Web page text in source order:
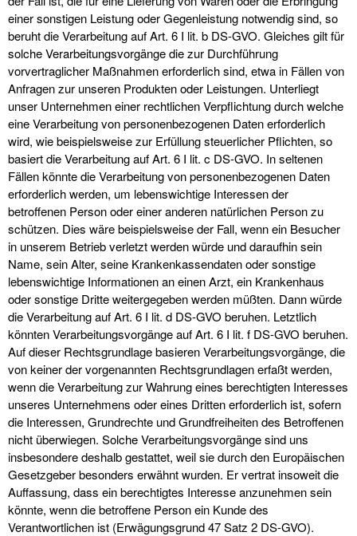
einer sonstigen Leistung oder Gegenleistung notwendig sind, so
beruht die Verarbeitung auf Art. 6 I lit. b DS-GVO. Gleiches gilt für
solche Verarbeitungsvorgänge die zur Durchführung
vorvertraglicher Maßnahmen erforderlich sind, etwa in Fällen von
Anfragen zur unseren Produkten oder Leistungen. Unterliegt
unser Unternehmen einer rechtlichen Verpflichtung durch welche
eine Verarbeitung von personenbezogenen Daten erforderlich
wird, wie beispielsweise zur Erfüllung steuerlicher Pflichten, so
basiert die Verarbeitung auf Art. 6 I lit. c DS-GVO. In seltenen
Fällen könnte die Verarbeitung von personenbezogenen Daten
erforderlich werden, um lebenswichtige Interessen der
betroffenen Person oder einer anderen natürlichen Person zu
schützen. Dies wäre beispielsweise der Fall, wenn ein Besucher
in unserem Betrieb verletzt werden würde und daraufhin sein
Name, sein Alter, seine Krankenkassendaten oder sonstige
lebenswichtige Informationen an einen Arzt, ein Krankenhaus
oder sonstige Dritte weitergegeben werden müßten. Dann würde
die Verarbeitung auf Art. 6 I lit. d DS-GVO beruhen. Letztlich
könnten Verarbeitungsvorgänge auf Art. 6 I lit. f DS-GVO beruhen.
Auf dieser Rechtsgrundlage basieren Verarbeitungsvorgänge, die
von keiner der vorgenannten Rechtsgrundlagen erfaßt werden,
wenn die Verarbeitung zur Wahrung eines berechtigten Interesses
unseres Unternehmens oder eines Dritten erforderlich ist, sofern
die Interessen, Grundrechte und Grundfreiheiten des Betroffenen
nicht überwiegen. Solche Verarbeitungsvorgänge sind uns
insbesondere deshalb gestattet, weil sie durch den Europäischen
Gesetzgeber besonders erwähnt wurden. Er vertrat insoweit die
Auffassung, dass ein berechtigtes Interesse anzunehmen sein
könnte, wenn die betroffene Person ein Kunde des
Verantwortlichen ist (Erwägungsgrund 47 Satz 2 DS-GVO).